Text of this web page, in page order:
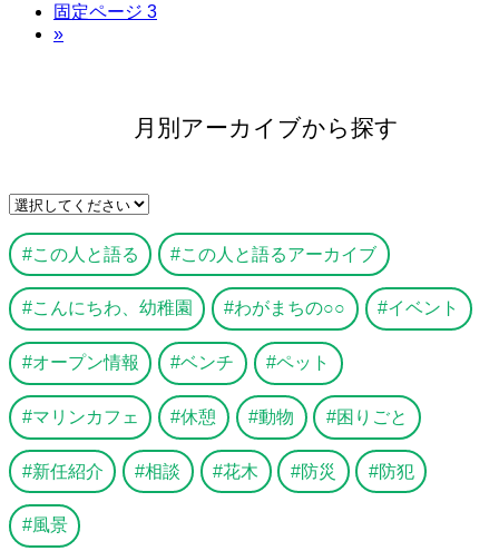
固定ページ 3
»
月別アーカイブから探す
この人と語る この人と語るアーカイブ
こんにちわ、幼稚園 わがまちの○○ イベント
オープン情報 ベンチ ペット
マリンカフェ 休憩 動物 困りごと
新任紹介 相談 花木 防災 防犯
風景